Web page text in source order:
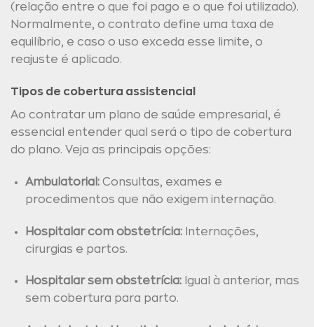
(relação entre o que foi pago e o que foi utilizado).
Normalmente, o contrato define uma taxa de
equilíbrio, e caso o uso exceda esse limite, o
reajuste é aplicado.
Tipos de cobertura assistencial
Ao contratar um plano de saúde empresarial, é
essencial entender qual será o tipo de cobertura
do plano. Veja as principais opções:
Ambulatorial:Consultas, exames e
procedimentos que não exigem internação.
Hospitalar com obstetrícia:Internações,
cirurgias e partos.
Hospitalar sem obstetrícia:Igual à anterior, mas
sem cobertura para parto.